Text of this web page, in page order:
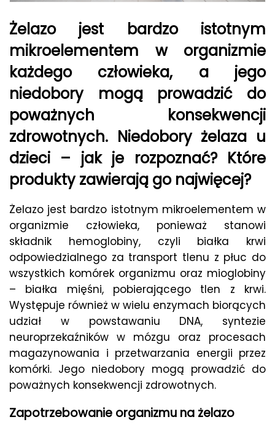
Żelazo jest bardzo istotnym
mikroelementem w organizmie
każdego człowieka, a jego
niedobory mogą prowadzić do
poważnych konsekwencji
zdrowotnych. Niedobory żelaza u
dzieci – jak je rozpoznać? Które
produkty zawierają go najwięcej?
Żelazo jest bardzo istotnym mikroelementem w
organizmie człowieka, ponieważ stanowi
składnik hemoglobiny, czyli białka krwi
odpowiedzialnego za transport tlenu z płuc do
wszystkich komórek organizmu oraz mioglobiny
– białka mięśni, pobierającego tlen z krwi.
Występuje również w wielu enzymach biorących
udział w powstawaniu DNA, syntezie
neuroprzekaźników w mózgu oraz procesach
magazynowania i przetwarzania energii przez
komórki. Jego niedobory mogą prowadzić do
poważnych konsekwencji zdrowotnych.
Zapotrzebowanie organizmu na żelazo